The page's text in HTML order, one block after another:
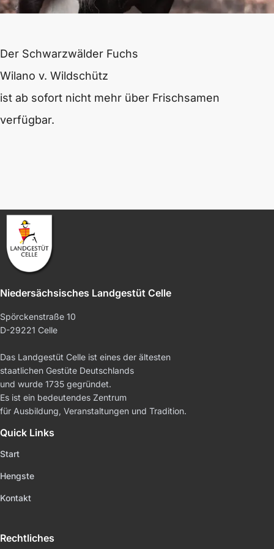
Der Schwarzwälder Fuchs
Wilano v. Wildschütz
ist ab sofort nicht mehr über Frischsamen
verfügbar.
Niedersächsisches Landgestüt Celle
Spörckenstraße 10
D-29221 Celle
Das Landgestüt Celle ist eines der ältesten
staatlichen Gestüte Deutschlands
und wurde 1735 gegründet.
Es ist ein bedeutendes Zentrum
für Ausbildung, Veranstaltungen und Tradition.
Quick Links
Start
Hengste
Kontakt
Rechtliches